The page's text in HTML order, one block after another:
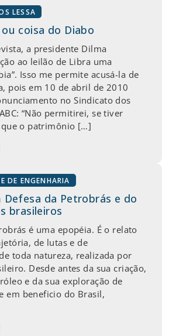
LESSA
coisa do Diabo
a presidente Dilma
ao leilão de Libra uma
Isso me permite acusá-la de
pois em 10 de abril de 2010
no Sindicato dos
“Não permitirei, se tiver
o patrimônio […]
DE ENGENHARIA
da Petrobrás e do
brasileiros
é uma epopéia. É o relato
de lutas e de
toda natureza, realizada por
Desde antes da sua criação,
e da sua exploração de
em beneficio do Brasil,